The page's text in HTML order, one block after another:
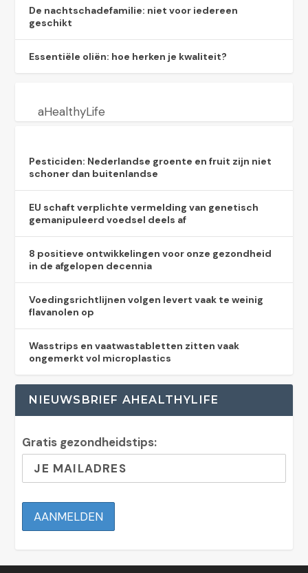
De nachtschadefamilie: niet voor iedereen
geschikt
Essentiële oliën: hoe herken je kwaliteit?
aHealthyLife
Pesticiden: Nederlandse groente en fruit zijn niet
schoner dan buitenlandse
EU schaft verplichte vermelding van genetisch
gemanipuleerd voedsel deels af
8 positieve ontwikkelingen voor onze gezondheid
in de afgelopen decennia
Voedingsrichtlijnen volgen levert vaak te weinig
flavanolen op
Wasstrips en vaatwastabletten zitten vaak
ongemerkt vol microplastics
NIEUWSBRIEF AHEALTHYLIFE
Gratis gezondheidstips: